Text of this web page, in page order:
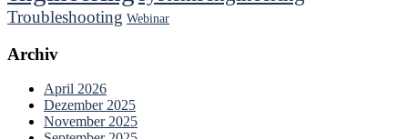
Troubleshooting Webinar
Archiv
April 2026
Dezember 2025
November 2025